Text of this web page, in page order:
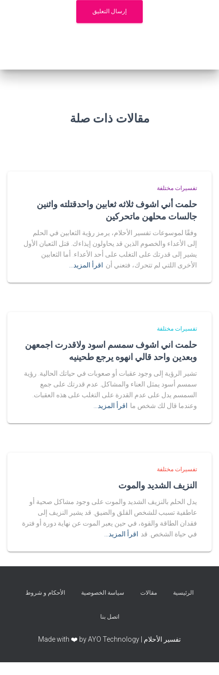
مقالات ذات صلة
تفسيرات مختلفة
حلمت أني اشوف ثلاثه ثعابين واحدقتلته واثنين
جالسات محلهن ماتحركين
وفقًا لموسوعات تفسير الأحلام، يرمز رؤية الثعابين في الحلم
إلى الأعداء والخصوم الذين قد يحاولون إيذاءك. قتل الثعبان الأول
يشير إلى قدرتك على التغلب على أحد الأعداء. أما الثعابين
الأخرى اللتي لم تتحرك، فتعني أن اقرأ المزيد…
تفسيرات مختلفة
حلمت اني اشوف سمسم اسود ولاقدرت اجمعهن
وبعدين واحد قالي انهوه يرجع طحينيه
تشير الرؤية إلى وجود عقبات أو صعوبات في حياتك الحالية. رؤية
سمسم أسود يمثل العناء والمشاكل. عدم قدرتك على جمع
السمسم يدل على عدم القدرة على التغلب على هذه العقبات.
وعندما قال لك شخص ما اقرأ المزيد…
تفسيرات مختلفة
النزيف الشديد والموت
يدل الحلم بالنزيف الشديد والموت على وجود مشاكل صحية أو
عاطفية تسبب للشخص القلق والضيق. قد يشير النزيف إلى
فقدان الطاقة والقوة، في حين يعبر الموت عن نهاية دورة أو فترة
في حياة الشخص. قد اقرأ المزيد…
الرئيسية مقالات سياسة الخصوصية الأحكام و شروط
اتصل بنا
تفسير الأحلام | Made with ❤️ by AYO Technology